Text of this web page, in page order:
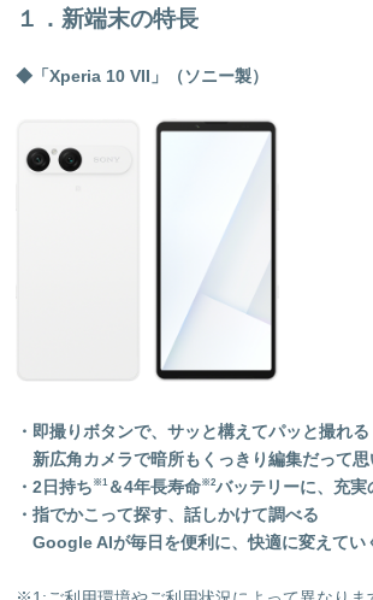
１．新端末の特長
◆「Xperia 10 VII」（ソニー製）
・即撮りボタンで、サッと構えてパッと撮れる
新広角カメラで暗所もくっきり編集だって思
・2日持ち ※1＆4年長寿命※2バッテリーに、充実
・指でかこって探す、話しかけて調べる
Google AIが毎日を便利に、快適に変えてい